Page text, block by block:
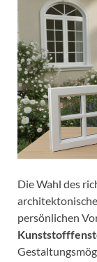
Die Wahl des
persönlichen